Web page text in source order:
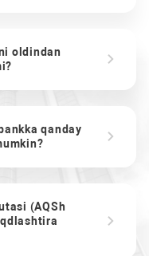
oldindan
qanday
(AQSh